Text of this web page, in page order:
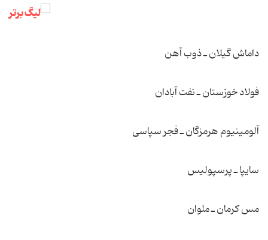
داماش گیلان ـ ذوب آهن
فولاد خوزستان ـ نفت آبادان
آلومینیوم هرمزگان ـ فجر سپاسی
سایپا ـ پرسپولیس
مس كرمان ـ ملوان